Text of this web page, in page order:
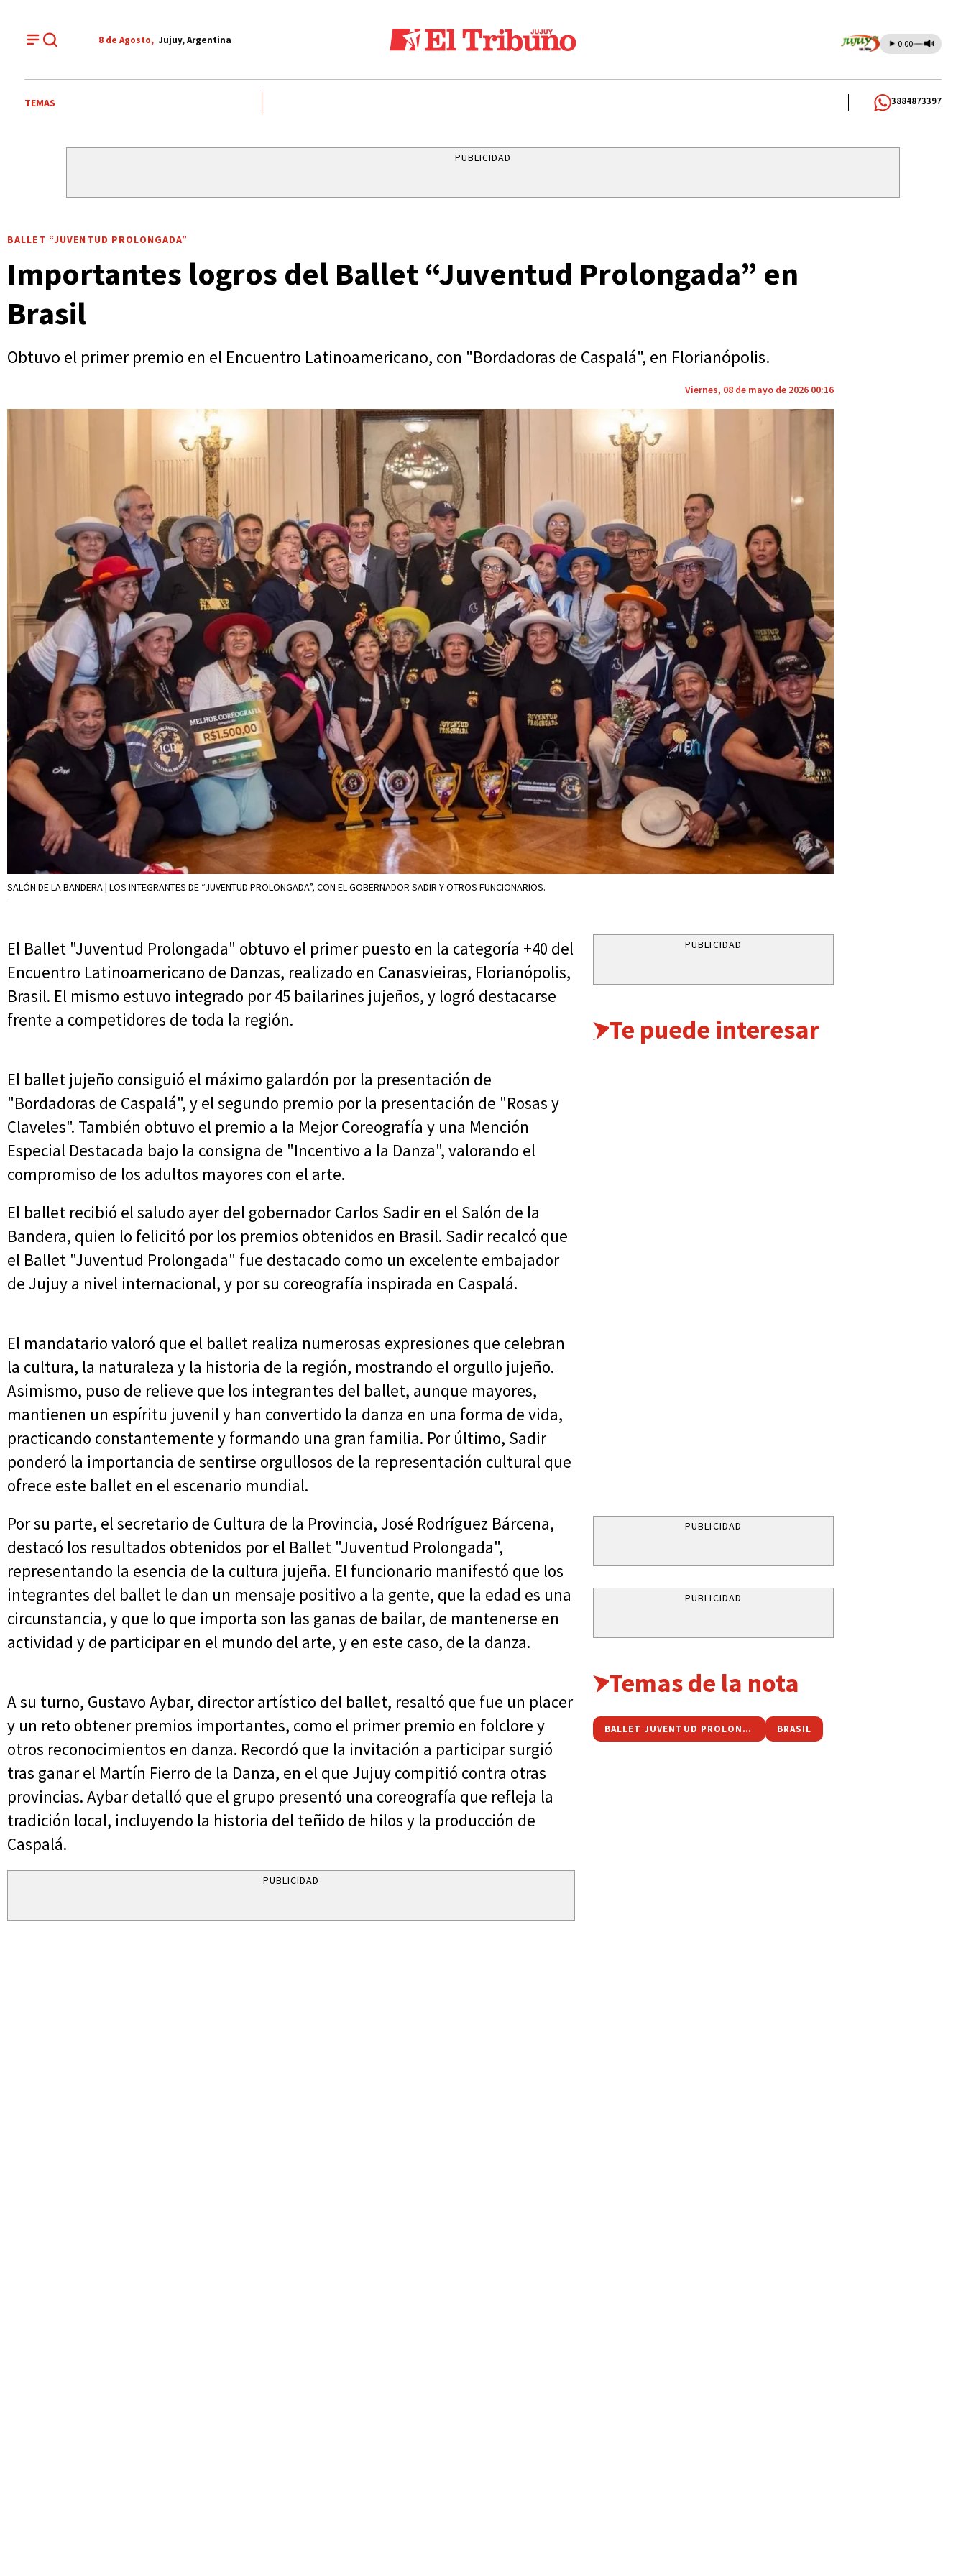
8 de Agosto, Jujuy, Argentina 0:00
TEMAS 3884873397
PUBLICIDAD
BALLET “JUVENTUD PROLONGADA”
Importantes logros del Ballet “Juventud Prolongada” en
Brasil
Obtuvo el primer premio en el Encuentro Latinoamericano, con "Bordadoras de Caspalá", en Florianópolis.
Viernes, 08 de mayo de 2026 00:16
SALÓN DE LA BANDERA | LOS INTEGRANTES DE “JUVENTUD PROLONGADA”, CON EL GOBERNADOR SADIR Y OTROS FUNCIONARIOS.
El Ballet "Juventud Prolongada" obtuvo el primer puesto en la categoría +40 del
Encuentro Latinoamericano de Danzas, realizado en Canasvieiras, Florianópolis,
Brasil. El mismo estuvo integrado por 45 bailarines jujeños, y logró destacarse
frente a competidores de toda la región.
El ballet jujeño consiguió el máximo galardón por la presentación de
"Bordadoras de Caspalá", y el segundo premio por la presentación de "Rosas y
Claveles". También obtuvo el premio a la Mejor Coreografía y una Mención
Especial Destacada bajo la consigna de "Incentivo a la Danza", valorando el
compromiso de los adultos mayores con el arte.
El ballet recibió el saludo ayer del gobernador Carlos Sadir en el Salón de la
Bandera, quien lo felicitó por los premios obtenidos en Brasil. Sadir recalcó que
el Ballet "Juventud Prolongada" fue destacado como un excelente embajador
de Jujuy a nivel internacional, y por su coreografía inspirada en Caspalá.
El mandatario valoró que el ballet realiza numerosas expresiones que celebran
la cultura, la naturaleza y la historia de la región, mostrando el orgullo jujeño.
Asimismo, puso de relieve que los integrantes del ballet, aunque mayores,
mantienen un espíritu juvenil y han convertido la danza en una forma de vida,
practicando constantemente y formando una gran familia. Por último, Sadir
ponderó la importancia de sentirse orgullosos de la representación cultural que
ofrece este ballet en el escenario mundial.
Por su parte, el secretario de Cultura de la Provincia, José Rodríguez Bárcena,
destacó los resultados obtenidos por el Ballet "Juventud Prolongada",
representando la esencia de la cultura jujeña. El funcionario manifestó que los
integrantes del ballet le dan un mensaje positivo a la gente, que la edad es una
circunstancia, y que lo que importa son las ganas de bailar, de mantenerse en
actividad y de participar en el mundo del arte, y en este caso, de la danza.
A su turno, Gustavo Aybar, director artístico del ballet, resaltó que fue un placer
y un reto obtener premios importantes, como el primer premio en folclore y
otros reconocimientos en danza. Recordó que la invitación a participar surgió
tras ganar el Martín Fierro de la Danza, en el que Jujuy compitió contra otras
provincias. Aybar detalló que el grupo presentó una coreografía que refleja la
tradición local, incluyendo la historia del teñido de hilos y la producción de
Caspalá.
PUBLICIDAD
PUBLICIDAD
Te puede interesar
PUBLICIDAD
PUBLICIDAD
Temas de la nota
BALLET JUVENTUD PROLONGADA BRASIL